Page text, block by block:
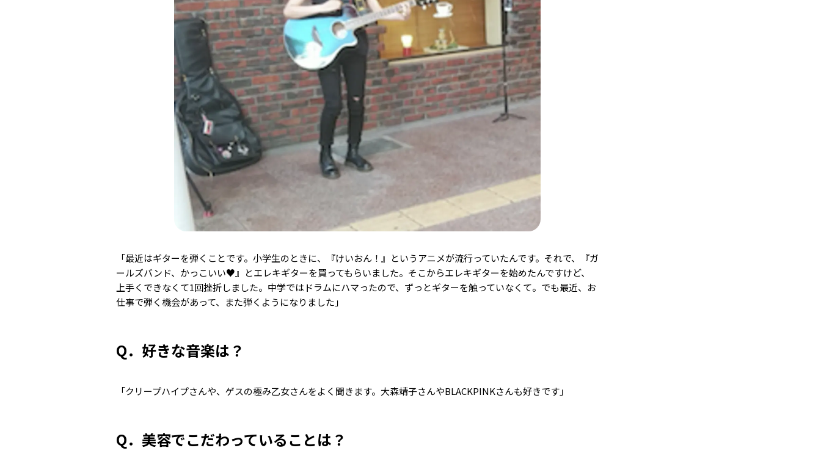
「最近はギターを弾くことです。小学生のときに、『けいおん！』というアニメが流行っていたんです。それで、『ガ
ールズバンド、かっこいい♥︎』とエレキギターを買ってもらいました。そこからエレキギターを始めたんですけど、
上手くできなくて1回挫折しました。中学ではドラムにハマったので、ずっとギターを触っていなくて。でも最近、お
仕事で弾く機会があって、また弾くようになりました」
Q．好きな音楽は？
「クリープハイプさんや、ゲスの極み乙女さんをよく聞きます。大森靖子さんやBLACKPINKさんも好きです」
Q．美容でこだわっていることは？